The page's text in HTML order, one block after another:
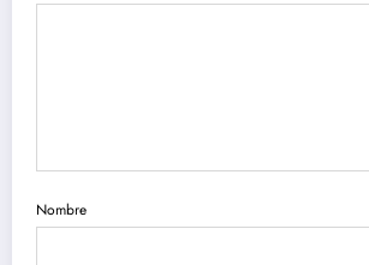
Nombre